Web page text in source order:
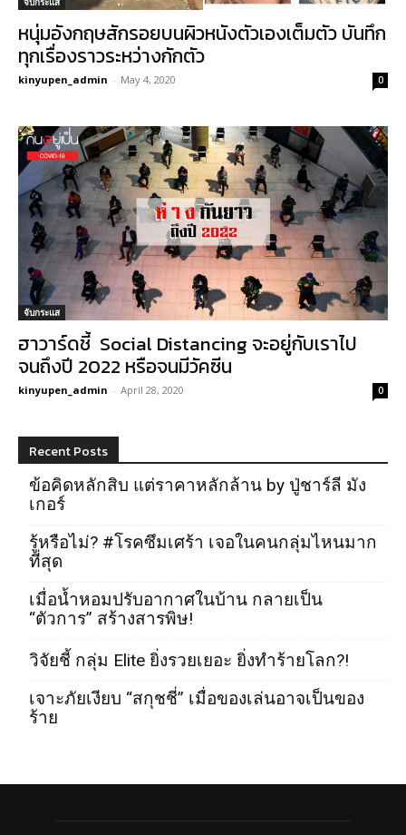
หนุ่มอังกฤษสักรอยบนผิวหนังตัวเองเต็มตัว บันทึก
ทุกเรื่องราวระหว่างกักตัว
kinyupen_admin - May 4, 2020 0
จับกระแส
ฮาวาร์ดชี้ Social Distancing จะอยู่กับเราไป
จนถึงปี 2022 หรือจนมีวัคซีน
kinyupen_admin - April 28, 2020 0
Recent Posts
ข้อคิดหลักสิบ แต่ราคาหลักล้าน by ปู่ชาร์ลี มัง
เกอร์
รู้หรือไม่? #โรคซึมเศร้า เจอในคนกลุ่มไหนมาก
ที่สุด
เมื่อน้ำหอมปรับอากาศในบ้าน กลายเป็น
“ตัวการ” สร้างสารพิษ!
วิจัยชี้ กลุ่ม Elite ยิ่งรวยเยอะ ยิ่งทำร้ายโลก?!
เจาะภัยเงียบ “สกุชชี่” เมื่อของเล่นอาจเป็นของ
ร้าย